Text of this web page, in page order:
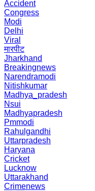
Accident
Congress
Modi
Delhi
Viral
मारपीट
Jharkhand
Breakingnews
Narendramodi
Nitishkumar
Madhya_pradesh
Nsui
Madhyapradesh
Pmmodi
Rahulgandhi
Uttarpradesh
Haryana
Cricket
Lucknow
Uttarakhand
Crimenews